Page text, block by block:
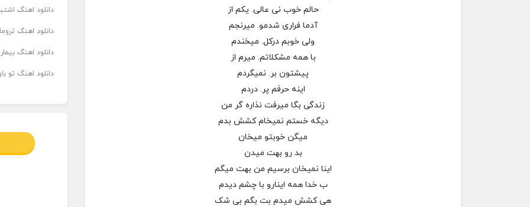
حالم خوب نی عالی. یکم از
آدما فراری شدمو. میرنجم
ولی خوبم درکل. میخندم
با همه مشکلاتم. میرم از
پیشتون بر. نمیگردم
اینه حرفم پر. دردم
زندگی بگا میرفت نذاره گر من
دیگه خستم نمیخام کشش بدم
میگن خوبتو میخان
بد رو بهت میدن
اینا نمیخان برسیم من بهت میگم
ب خدا همه اینارو با چشم دیدم
هی کشش میدم بت بگم بی شک
دانلود اهنگ
دانلود اهنگ
دانلود اهنگ
دانلود اهنگ تو